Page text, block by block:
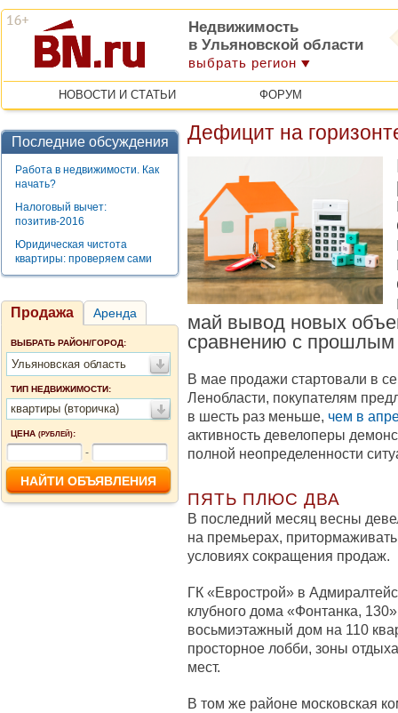
Недвижимость
в Ульяновской области
выбрать регион
НОВОСТИ И СТАТЬИ ФОРУМ
Последние обсуждения
Работа в недвижимости. Как
начать?
Налоговый вычет:
позитив-2016
Юридическая чистота
квартиры: проверяем сами
Продажа Аренда
ВЫБРАТЬ РАЙОН/ГОРОД:
Ульяновская область
ТИП НЕДВИЖИМОСТИ:
квартиры (вторичка)
ЦЕНА (РУБЛЕЙ):
-
Дефицит на
май вывод новых
сравнению с прошлым
В мае продажи стартовали в
Ленобласти, покупателям
в шесть раз меньше, чем в
активность девелоперы
полной неопределенности
ПЯТЬ ПЛЮС ДВА
В последний месяц весны
на премьерах,
условиях сокращения продаж.
ГК «Еврострой» в
клубного дома «Фонтанка,
восьмиэтажный дом на 110
просторное лобби, зоны
мест.
В том же районе московская